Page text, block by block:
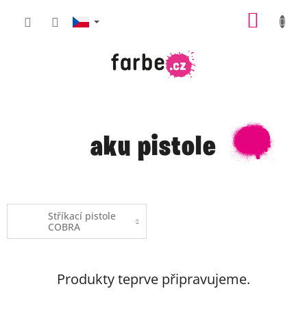
aku pistole
Stříkací pistole
COBRA
Produkty teprve připravujeme.